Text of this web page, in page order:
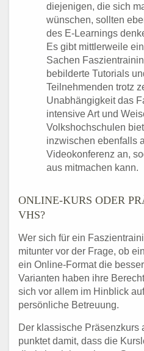
diejenigen, die sich
wünschen, sollten
des E-Learnings
Es gibt mittlerweile
Sachen
bebilderte Tutorials
Teilnehmenden trotz
Unabhängigkeit das
intensive Art und
Volkshochschulen
inzwischen ebenfalls
Videokonferenz an,
aus mitmachen kann.
ONLINE-KURS ODER
VHS?
Wer sich für ein
mitunter vor der Frage, ob
ein Online-Format die
Varianten haben ihre
sich vor allem im Hinblick
persönliche Betreuung.
Der klassische Präsenzkurs
punktet damit, dass die